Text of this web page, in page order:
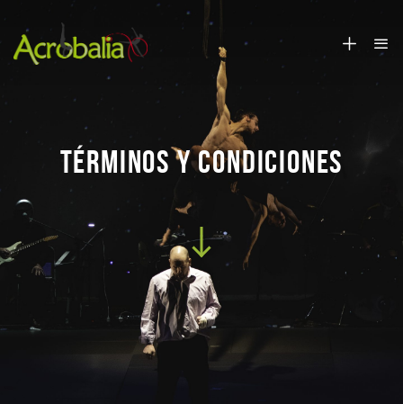
TÉRMINOS Y CONDICIONES